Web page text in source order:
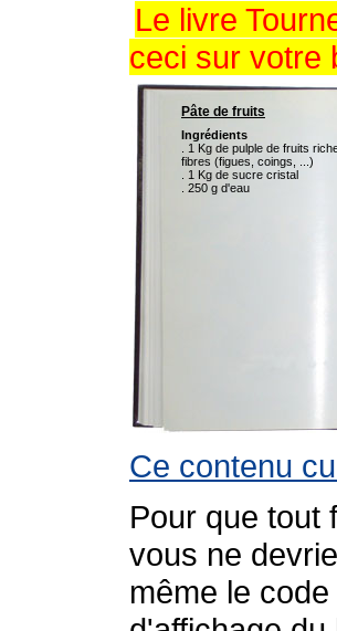
Le livre
ceci sur votre
Ce contenu
Pour que tout
vous ne
même le